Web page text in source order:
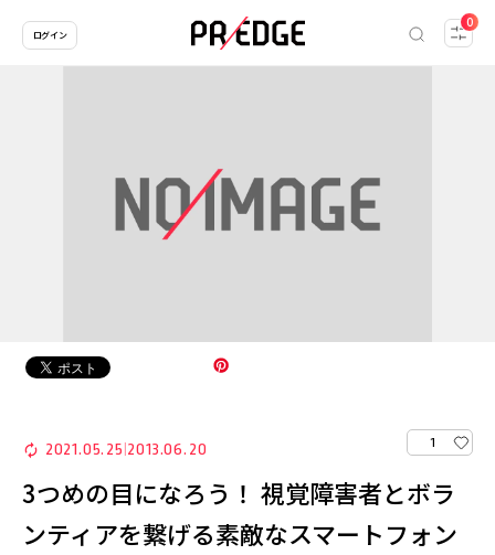
0
ログイン
2021.05.25 2013.06.20 1
3つめの目になろう！ 視覚障害者とボラ
ンティアを繋げる素敵なスマートフォン